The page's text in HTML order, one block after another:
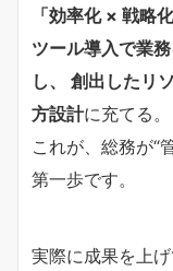
「効率化 × 戦略
ツール導入で業
し、 創出したリ
方設計に充てる。
これが、総務が“
第一歩です。
実際に成果を上